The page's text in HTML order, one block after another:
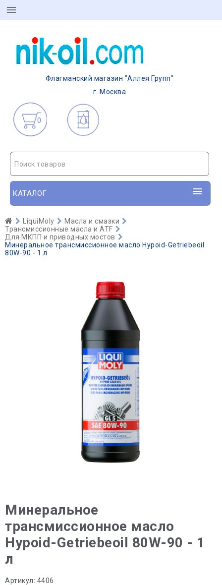
Флагманский магазин "Аллея Групп"
г. Москва
0
Поиск товаров
КАТАЛОГ
LiquiMoly
Масла и смазки
Трансмиссионные масла и ATF
Для МКПП и приводных мостов
Минеральное трансмиссионное масло Hypoid-Getriebeoil
80W-90 - 1 л
Минеральное
трансмиссионное масло
Hypoid-Getriebeoil 80W-90 - 1
л
Артикул: 4406